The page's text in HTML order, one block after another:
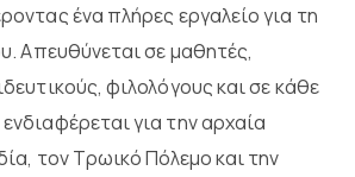
ένα πλήρες εργαλείο για τη
Απευθύνεται σε μαθητές,
φιλολόγους και σε κάθε
για την αρχαία
τον Τρωικό Πόλεμο και την